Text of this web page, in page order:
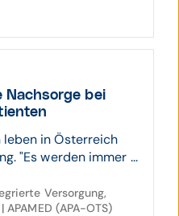
Nach­sorge bei
leben in Österreich
"Es werden immer ...
Versorgung,
(APA-OTS)